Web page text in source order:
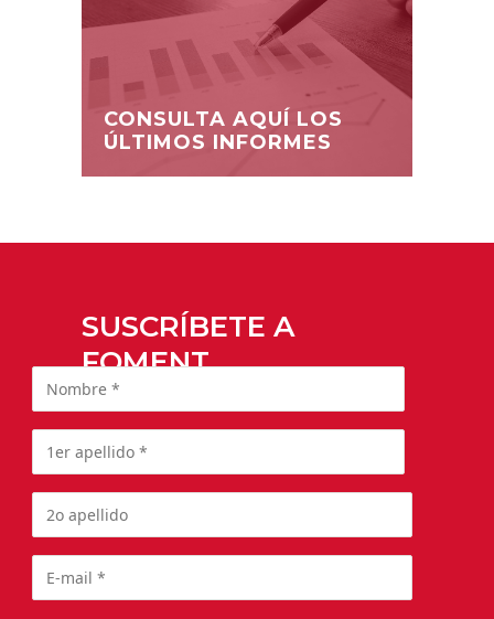
CONSULTA AQUÍ LOS
ÚLTIMOS INFORMES
SUSCRÍBETE A
FOMENT